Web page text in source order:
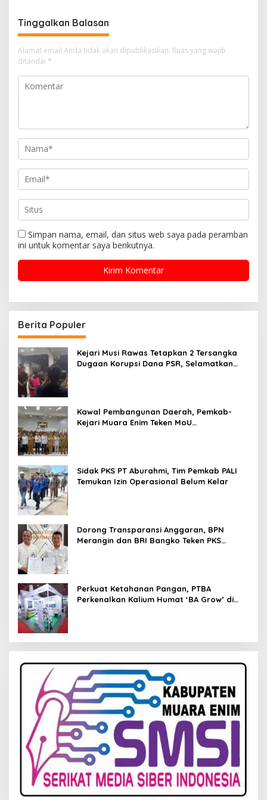
Tinggalkan Balasan
Alamat email Anda tidak akan dipublikasikan. Ruas yang wajib
ditandai *
Simpan nama, email, dan situs web saya pada peramban
ini untuk komentar saya berikutnya.
Berita Populer
Kejari Musi Rawas Tetapkan 2 Tersangka
Dugaan Korupsi Dana PSR, Selamatkan
Kawal Pembangunan Daerah, Pemkab-
Kejari Muara Enim Teken MoU
Sidak PKS PT Aburahmi, Tim Pemkab PALI
Temukan Izin Operasional Belum Kelar
Dorong Transparansi Anggaran, BPN
Merangin dan BRI Bangko Teken PKS
Perkuat Ketahanan Pangan, PTBA
Perkenalkan Kalium Humat ‘BA Grow’ di